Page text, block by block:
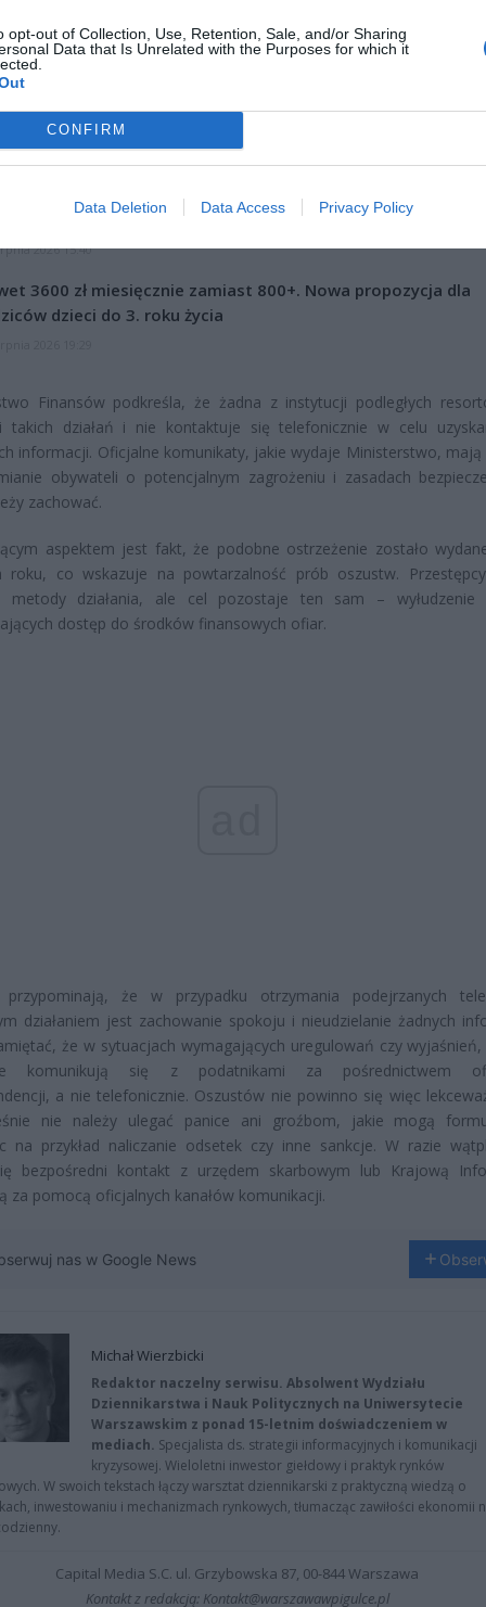
opt-out of Collection, Use, Retention, Sale, and/or Sharing
Data that Is Unrelated with the Purposes for which it
CONFIRM
Data Deletion Data Access Privacy Policy
letni obywatel Ukrainy zaatakował zakonnicę i zerwał jej
nastąpił zwrot w sprawie
2026 15:40
3600 zł miesięcznie zamiast 800+. Nowa propozycja dla
dzieci do 3. roku życia
Finansów podkreśla, że żadna z instytucji podległych
takich działań i nie kontaktuje się telefonicznie w celu
informacji. Oficjalne komunikaty, jakie wydaje Ministerstwo, mają
obywateli o potencjalnym zagrożeniu i zasadach
zachować.
aspektem jest fakt, że podobne ostrzeżenie zostało
roku, co wskazuje na powtarzalność prób oszustw.
metody działania, ale cel pozostaje ten sam – wyłudzenie
dostęp do środków finansowych ofiar.
przypominają, że w przypadku otrzymania podejrzanych
działaniem jest zachowanie spokoju i nieudzielanie żadnych
że w sytuacjach wymagających uregulowań czy
komunikują się z podatnikami za pośrednictwem
a nie telefonicznie. Oszustów nie powinno się więc
nie należy ulegać panice ani groźbom, jakie mogą
na przykład naliczanie odsetek czy inne sankcje. W razie
bezpośredni kontakt z urzędem skarbowym lub Krajową
za pomocą oficjalnych kanałów komunikacji.
nas w Google News
Michał Wierzbicki
Redaktor naczelny serwisu. Absolwent Wydziału
Dziennikarstwa i Nauk Politycznych na Uniwersytecie
Warszawskim z ponad 15-letnim doświadczeniem w
mediach. Specjalista ds. strategii informacyjnych i komunikacji
kryzysowej. Wieloletni inwestor giełdowy i praktyk rynków
W swoich tekstach łączy warsztat dziennikarski z praktyczną wiedzą o
inwestowaniu i mechanizmach rynkowych, tłumacząc zawiłości ekonomii
Capital Media S.C. ul. Grzybowska 87, 00-844 Warszawa
Kontakt z redakcją: Kontakt@warszawawpigulce.pl